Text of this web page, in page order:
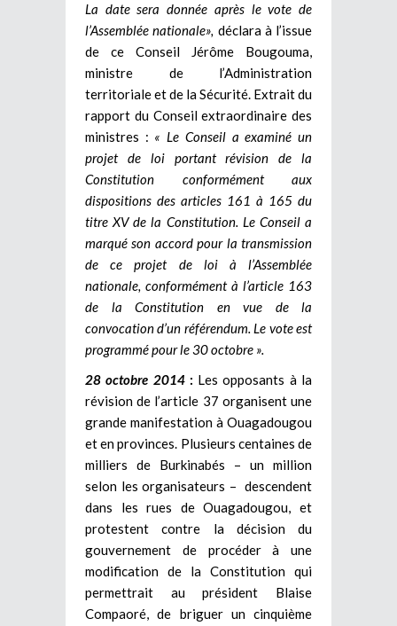
La date sera donnée après le vote de
l’Assemblée nationale», déclara à l’issue
de ce Conseil Jérôme Bougouma,
ministre de l’Administration
territoriale et de la Sécurité. Extrait du
rapport du Conseil extraordinaire des
ministres : « Le Conseil a examiné un
projet de loi portant révision de la
Constitution conformément aux
dispositions des articles 161 à 165 du
titre XV de la Constitution. Le Conseil a
marqué son accord pour la transmission
de ce projet de loi à l’Assemblée
nationale, conformément à l’article 163
de la Constitution en vue de la
convocation d’un référendum. Le vote est
programmé pour le 30 octobre ».
28 octobre 2014 : Les opposants à la
révision de l’article 37 organisent une
grande manifestation à Ouagadougou
et en provinces. Plusieurs centaines de
milliers de Burkinabés – un million
selon les organisateurs – descendent
dans les rues de Ouagadougou, et
protestent contre la décision du
gouvernement de procéder à une
modification de la Constitution qui
permettrait au président Blaise
Compaoré, de briguer un cinquième